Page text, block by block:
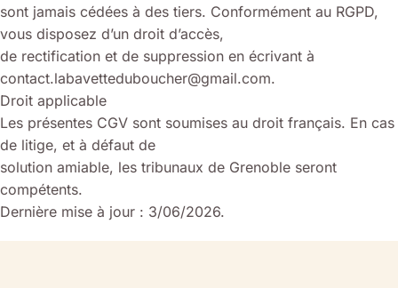
sont jamais cédées à des tiers. Conformément au RGPD,
vous disposez d’un droit d’accès,
de rectification et de suppression en écrivant à
contact.labavetteduboucher@gmail.com.
Droit applicable
Les présentes CGV sont soumises au droit français. En cas
de litige, et à défaut de
solution amiable, les tribunaux de Grenoble seront
compétents.
Dernière mise à jour : 3/06/2026.